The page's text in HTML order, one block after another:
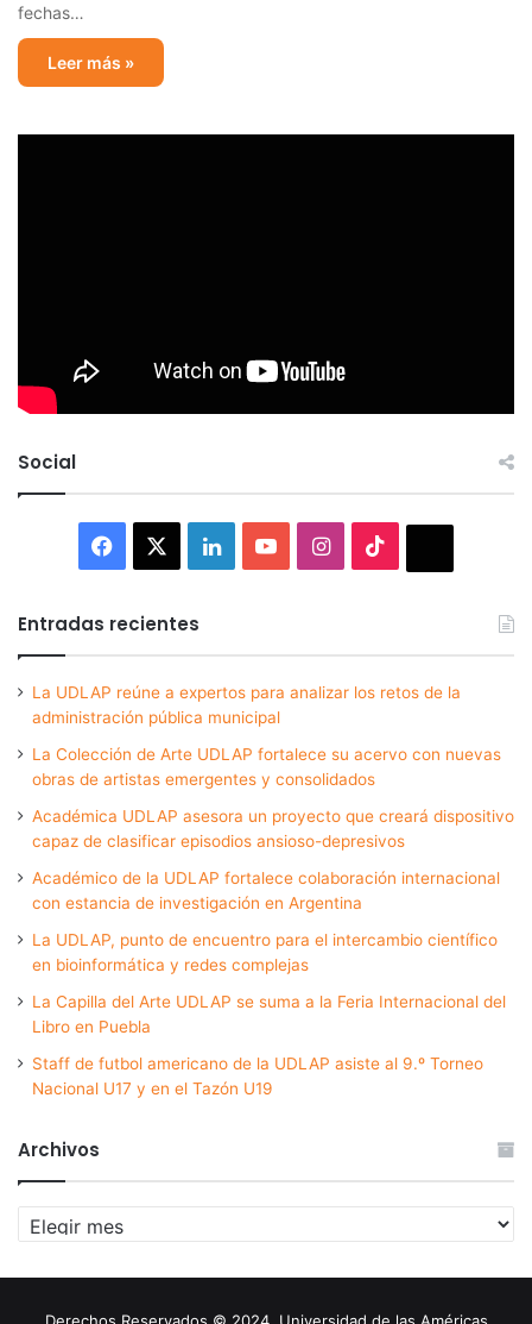
fechas…
Leer más »
Social
Facebook LinkedInYouTubeInstagram
Entradas recientes
La UDLAP reúne a expertos para analizar los retos de la
administración pública municipal
La Colección de Arte UDLAP fortalece su acervo con nuevas
obras de artistas emergentes y consolidados
Académica UDLAP asesora un proyecto que creará dispositivo
capaz de clasificar episodios ansioso-depresivos
Académico de la UDLAP fortalece colaboración internacional
con estancia de investigación en Argentina
La UDLAP, punto de encuentro para el intercambio científico
en bioinformática y redes complejas
La Capilla del Arte UDLAP se suma a la Feria Internacional del
Libro en Puebla
Staff de futbol americano de la UDLAP asiste al 9.º Torneo
Nacional U17 y en el Tazón U19
Archivos
Archivos